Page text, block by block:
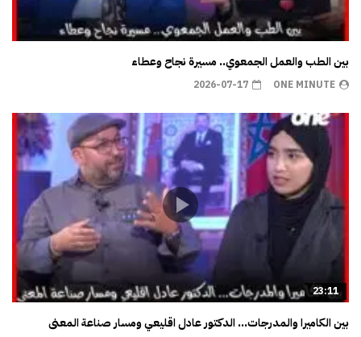
بين الطب والعمل الجمعوي.. مسيرة نجاح وعطاء
ONE MINUTE
2026-07-17
23:11
بين الكاميرا والمدرجات… الدكتور عادل اقليعي ومسار صناعة المعنى